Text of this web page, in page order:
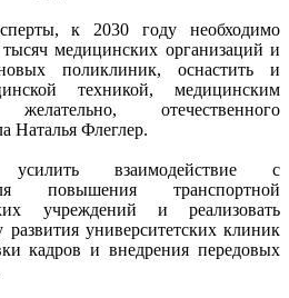
к 2030 году необходимо
медицинских организаций и
поликлиник, оснастить и
техникой, медицинским
отечественного
Наталья Флеглер.
усилить взаимодействие с
повышения транспортной
учреждений и реализовать
университетских клиник
кадров и внедрения передовых